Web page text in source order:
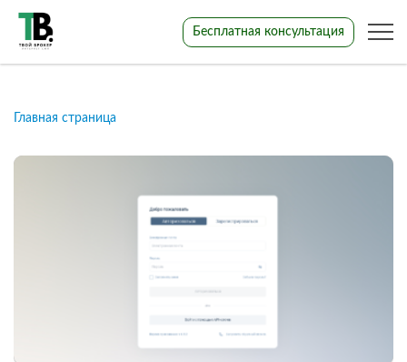
Бесплатная консультация
Главная страница